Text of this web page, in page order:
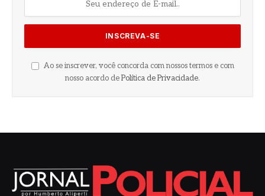
Ao se inscrever, você concorda com nossos termos e com
nosso acordo de Política de Privacidade.